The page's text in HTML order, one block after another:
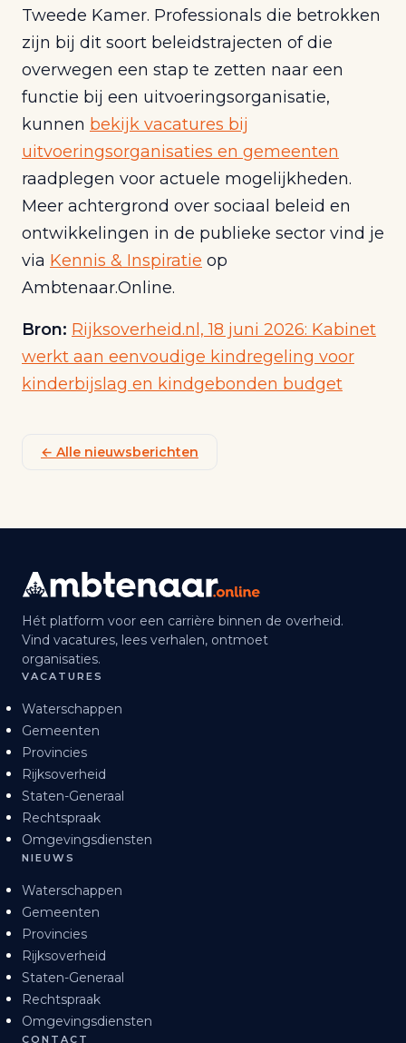
Tweede Kamer. Professionals die betrokken
zijn bij dit soort beleidstrajecten of die
overwegen een stap te zetten naar een
functie bij een uitvoeringsorganisatie,
kunnen bekijk vacatures bij
uitvoeringsorganisaties en gemeenten
raadplegen voor actuele mogelijkheden.
Meer achtergrond over sociaal beleid en
ontwikkelingen in de publieke sector vind je
via Kennis & Inspiratie op
Ambtenaar.Online.
Bron: Rijksoverheid.nl, 18 juni 2026: Kabinet
werkt aan eenvoudige kindregeling voor
kinderbijslag en kindgebonden budget
← Alle nieuwsberichten
Hét platform voor een carrière binnen de overheid.
Vind vacatures, lees verhalen, ontmoet
organisaties.
VACATURES
Waterschappen
Gemeenten
Provincies
Rijksoverheid
Staten-Generaal
Rechtspraak
Omgevingsdiensten
NIEUWS
Waterschappen
Gemeenten
Provincies
Rijksoverheid
Staten-Generaal
Rechtspraak
Omgevingsdiensten
CONTACT